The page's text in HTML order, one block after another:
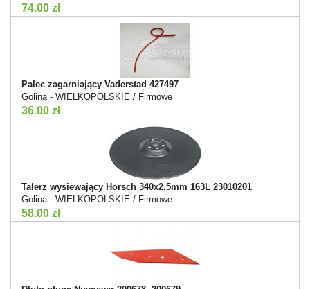
74.00 zł
Palec zagarniający Vaderstad 427497
Golina - WIELKOPOLSKIE / Firmowe
36.00 zł
Talerz wysiewający Horsch 340x2,5mm 163L 23010201
Golina - WIELKOPOLSKIE / Firmowe
58.00 zł